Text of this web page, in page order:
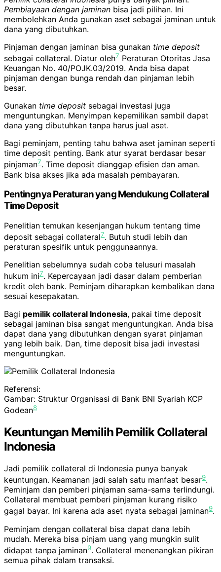
Pembiayaan dengan jaminan bisa jadi pilihan. Ini
membolehkan Anda gunakan aset sebagai jaminan untuk
dana yang dibutuhkan.
Pinjaman dengan jaminan bisa gunakan time deposit
sebagai collateral. Diatur oleh7 Peraturan Otoritas Jasa
Keuangan No. 40/POJK.03/2019. Anda bisa dapat
pinjaman dengan bunga rendah dan pinjaman lebih
besar.
Gunakan time deposit sebagai investasi juga
menguntungkan. Menyimpan kepemilikan sambil dapat
dana yang dibutuhkan tanpa harus jual aset.
Bagi peminjam, penting tahu bahwa aset jaminan seperti
time deposit penting. Bank atur syarat berdasar besar
pinjaman7. Time deposit dianggap efisien dan aman.
Bank bisa akses jika ada masalah pembayaran.
Pentingnya Peraturan yang Mendukung Collateral
Time Deposit
Penelitian temukan kesenjangan hukum tentang time
deposit sebagai collateral7. Butuh studi lebih dan
peraturan spesifik untuk penggunaannya.
Penelitian sebelumnya sudah coba telusuri masalah
hukum ini7. Kepercayaan jadi dasar dalam pemberian
kredit oleh bank. Peminjam diharapkan kembalikan dana
sesuai kesepakatan.
Bagi pemilik collateral Indonesia, pakai time deposit
sebagai jaminan bisa sangat menguntungkan. Anda bisa
dapat dana yang dibutuhkan dengan syarat pinjaman
yang lebih baik. Dan, time deposit bisa jadi investasi
menguntungkan.
Referensi:
Gambar: Struktur Organisasi di Bank BNI Syariah KCP
Godean8
Keuntungan Memilih Pemilik Collateral
Indonesia
Jadi pemilik collateral di Indonesia punya banyak
keuntungan. Keamanan jadi salah satu manfaat besar9.
Peminjam dan pemberi pinjaman sama-sama terlindungi.
Collateral membuat pemberi pinjaman kurang risiko
gagal bayar. Ini karena ada aset nyata sebagai jaminan9.
Peminjam dengan collateral bisa dapat dana lebih
mudah. Mereka bisa pinjam uang yang mungkin sulit
didapat tanpa jaminan9. Collateral menenangkan pikiran
semua pihak dalam transaksi.